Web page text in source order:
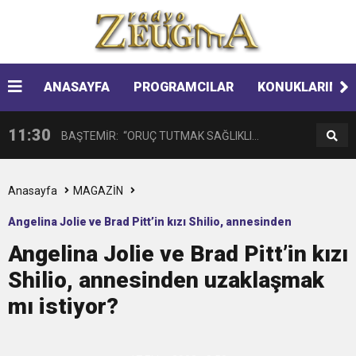
ANASAYFA PROGRAMCILAR KONUKLARIMIZ
Gaziantep FK o yıldızı getiriyor
11:59 GÖĞÜS HASTALIKLARI UZMANINDAN
LİSELİLERE BİLGİLENDİRME
11:30 BAŞTEMİR: “ORUÇ TUTMAK SAĞLIKLI
BİREYLER İÇİN ÇOK YARARLIDIR”
17:58 “DEPREM SONRASI TRAVMALI OLGULARA
16:48 Çocuklarda Gece İdrar Kaçırma Tedavi
Edilebilmektedir.
12:37 BÜYÜKŞEHİR, VERGİ HAFTASI DOLAYISIYLA
Anasayfa MAGAZİN
Angelina Jolie ve Brad Pitt’in kızı Shilio, annesinden
uzaklaşmak mı istiyor?
Angelina Jolie ve Brad Pitt’in kızı
Shilio, annesinden uzaklaşmak
mı istiyor?